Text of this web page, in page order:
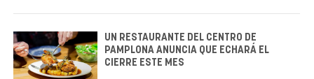
UN RESTAURANTE DEL CENTRO DE
PAMPLONA ANUNCIA QUE ECHARÁ EL
CIERRE ESTE MES